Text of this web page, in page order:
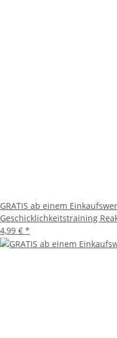
GRATIS ab einem
Geschicklichkeitstraining
4,99 € *